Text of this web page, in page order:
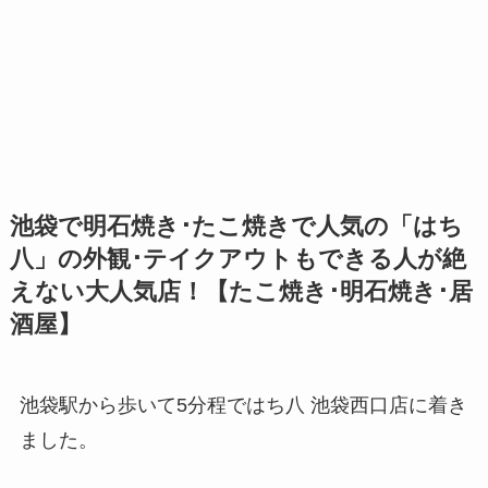
池袋で明石焼き･たこ焼きで人気の「はち
八」の外観･テイクアウトもできる人が絶
えない大人気店！【たこ焼き･明石焼き･居
酒屋】
池袋駅から歩いて5分程ではち八 池袋西口店に着き
ました。